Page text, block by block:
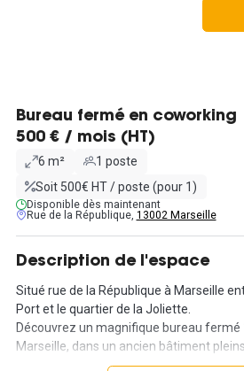
Bureau fermé en coworking
500 € / mois (HT)
6 m²
1 poste
Soit 500€ HT / poste (pour 1)
Disponible dès maintenant
Rue de la République, 13002 Marseille
Description de l'espace
Situé rue de la République à Marseille
Port et le quartier de la Joliette.
Découvrez un magnifique bureau
Marseille, dans un ancien bâtiment